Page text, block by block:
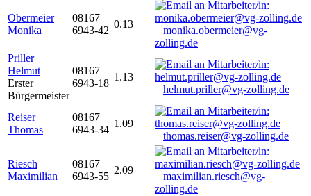
Obermeier
Monika
08167
6943-42
0.13
monika.obermeier@vg-
zolling.de
Priller
Helmut
Erster
Bürgermeister
08167
6943-18
1.13
helmut.priller@vg-zolling.de
Reiser
Thomas
08167
6943-34
1.09
thomas.reiser@vg-zolling.de
Riesch
Maximilian
08167
6943-55
2.09
maximilian.riesch@vg-
zolling.de